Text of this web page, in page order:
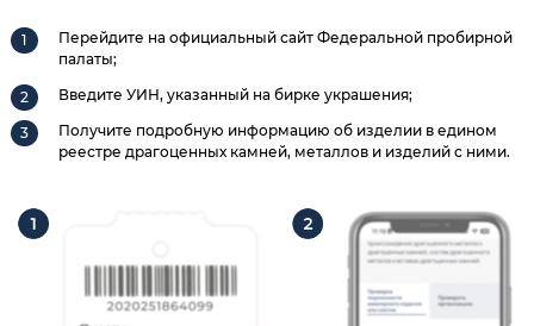
Перейдите на официальный сайт Федеральной пробирной
палаты;
Введите УИН, указанный на бирке украшения;
Получите подробную информацию об изделии в едином
реестре драгоценных камней, металлов и изделий с ними.